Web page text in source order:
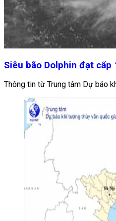
Siêu bão Dolphin đạt
Thông tin từ Trung tâm Dự báo